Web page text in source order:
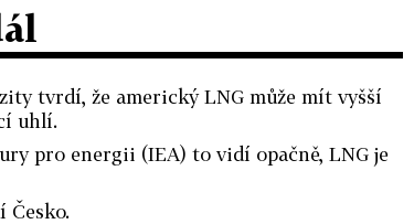
tvrdí, že americký LNG může mít vyšší
uhlí.
pro energii (IEA) to vidí opačně, LNG je
Česko.